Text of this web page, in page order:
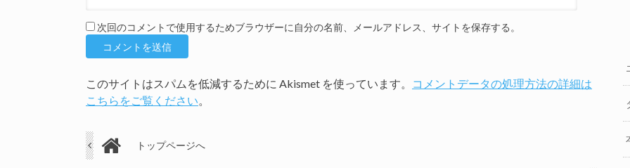
次回のコメントで使用するためブラウザーに自分の名前、メールアドレス、サイトを保存する。
このサイトはスパムを低減するために Akismet を使っています。
コメントデータの処理方法の詳細は
こちらをご覧ください
トップページへ